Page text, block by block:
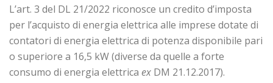
L’art. 3 del DL 21/2022 riconosce un credito d’imposta
per l’acquisto di energia elettrica alle imprese dotate di
contatori di energia elettrica di potenza disponibile pari
o superiore a 16,5 kW (diverse da quelle a forte
consumo di energia elettrica ex DM 21.12.2017).